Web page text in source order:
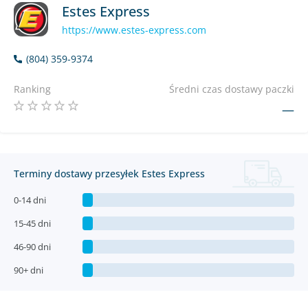
Estes Express
https://www.estes-express.com
(804) 359-9374
Ranking Średni czas dostawy paczki
—
Terminy dostawy przesyłek Estes Express
0-14 dni
15-45 dni
46-90 dni
90+ dni